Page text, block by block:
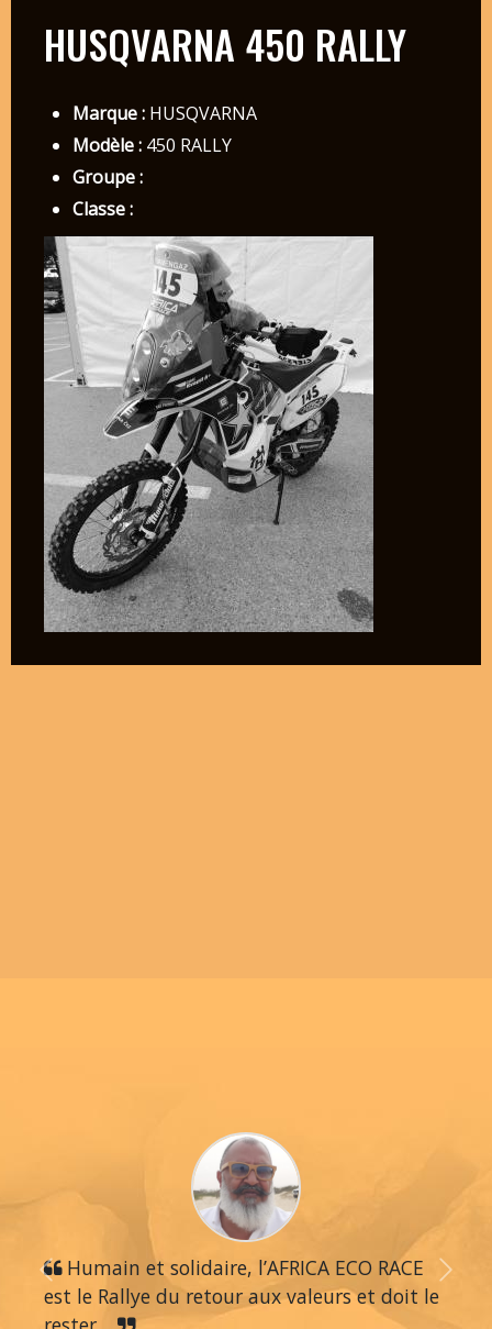
HUSQVARNA 450 RALLY
Marque :HUSQVARNA
Modèle :450 RALLY
Groupe :
Classe :
Humain et solidaire, l’AFRICA ECO RACE
est le Rallye du retour aux valeurs et doit le
Previous Next